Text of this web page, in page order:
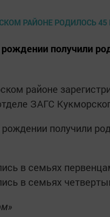
рождении получили
районе
ЗАГС
получили
в семьях
в семьях